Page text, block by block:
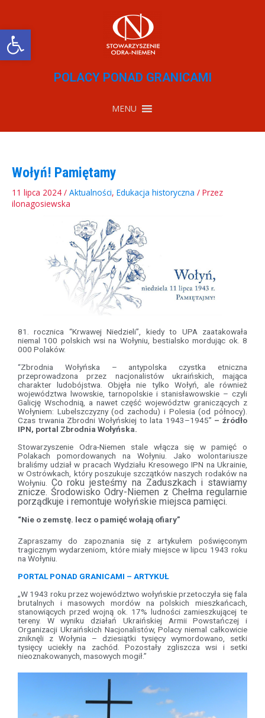
Otwórz pasek narzędzi
POLACY PONAD GRANICAMI
MENU
Wołyń! Pamiętamy
11 lipca 2024 / Aktualności, Edukacja historyczna / Przez
ilonagosiewska
81. rocznica “Krwawej Niedzieli”, kiedy to UPA zaatakowała
niemal 100 polskich wsi na Wołyniu, bestialsko mordując ok. 8
000 Polaków.
“Zbrodnia Wołyńska – antypolska czystka etniczna
przeprowadzona przez nacjonalistów ukraińskich, mająca
charakter ludobójstwa. Objęła nie tylko Wołyń, ale również
województwa lwowskie, tarnopolskie i stanisławowskie – czyli
Galicję Wschodnią, a nawet część województw graniczących z
Wołyniem: Lubelszczyzny (od zachodu) i Polesia (od północy).
Czas trwania Zbrodni Wołyńskiej to lata 1943–1945” – źródło
IPN, portal Zbrodnia Wołyńska.
Stowarzyszenie Odra-Niemen stale włącza się w pamięć o
Polakach pomordowanych na Wołyniu. Jako wolontariusze
braliśmy udział w pracach Wydziału Kresowego IPN na Ukrainie,
w Ostrówkach, który poszukuje szczątków naszych rodaków na
Wołyniu. Co roku jesteśmy na Zaduszkach i stawiamy
znicze. Środowisko Odry-Niemen z Chełma regularnie
porządkuje i remontuje wołyńskie miejsca pamięci.
“Nie o zemstę. lecz o pamięć wołają ofiary”
Zapraszamy do zapoznania się z artykułem poświęconym
tragicznym wydarzeniom, które miały miejsce w lipcu 1943 roku
na Wołyniu.
PORTAL PONAD GRANICAMI – ARTYKUŁ
„W 1943 roku przez województwo wołyńskie przetoczyła się fala
brutalnych i masowych mordów na polskich mieszkańcach,
stanowiących przed wojną ok. 17% ludności zamieszkującej te
tereny. W wyniku działań Ukraińskiej Armii Powstańczej i
Organizacji Ukraińskich Nacjonalistów, Polacy niemal całkowicie
zniknęli z Wołynia – dziesiątki tysięcy wymordowano, setki
tysięcy uciekły na zachód. Pozostały zgliszcza wsi i setki
nieoznakowanych, masowych mogił.”